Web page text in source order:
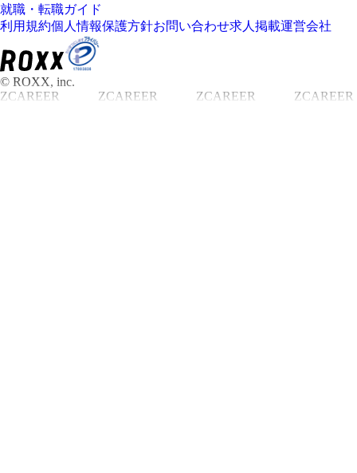
就職・転職ガイド
利用規約個人情報保護方針お問い合わせ求人掲載運営会社
© ROXX, inc.
ZCAREER
ZCAREER ZCAREER ZCAREER